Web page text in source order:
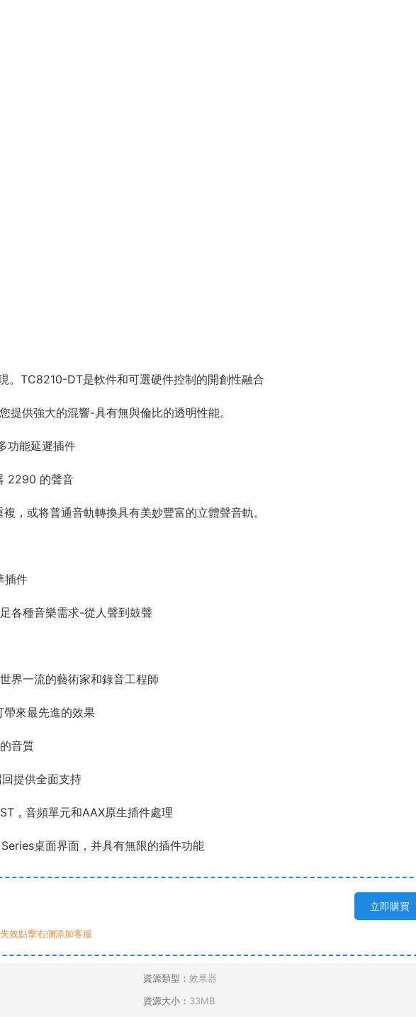
。TC8210-DT是軟件和可選硬件控制的開創性融合
提供強大的混響-具有無與倫比的透明性能。
功能延遲插件
2290 的聲音
，或将普通音軌轉換具有美妙豐富的立體聲音軌。
插件
各種音樂需求-從人聲到鼓聲
界一流的藝術家和錄音工程師
來最先進的效果
音質
提供全面支持
，音頻單元和AAX原生插件處理
桌面界面，并具有無限的插件功能
立即購買
效點擊右側添加客服
資源類型： 效果器
資源大小： 33MB